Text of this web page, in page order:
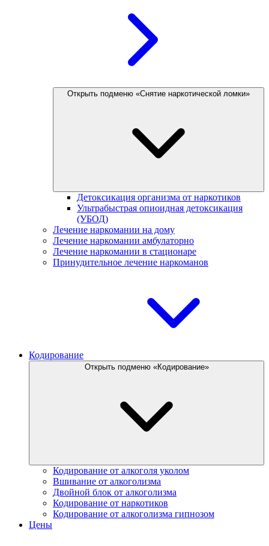
Открыть подменю «Снятие наркотической ломки»
Детоксикация организма от наркотиков
Ультрабыстрая опиоидная детоксикация
(УБОД)
Лечение наркомании на дому
Лечение наркомании амбулаторно
Лечение наркомании в стационаре
Принудительное лечение наркоманов
Кодирование
Открыть подменю «Кодирование»
Кодирование от алкоголя уколом
Вшивание от алкоголизма
Двойной блок от алкоголизма
Кодирование от наркотиков
Кодирование от алкоголизма гипнозом
Цены